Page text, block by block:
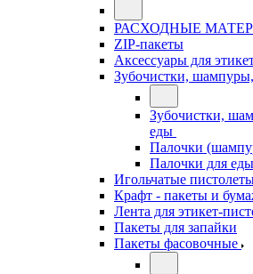
РАСХОДНЫЕ
ZIP-пакеты
Аксессуары для
Зубочистки,
Зубочистки,
еды
Палочки
Палочки для
Игольчатые
Крафт - пакеты и
Лента для этикет-
Пакеты для запайки
Пакеты фасовочные